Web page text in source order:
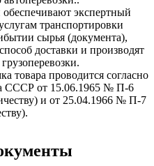
экспертный
транспортировки
сырья (документа),
доставки и производят
товара проводится согласно
СССР от 15.06.1965 № П-6
и от 25.04.1966 № П-7